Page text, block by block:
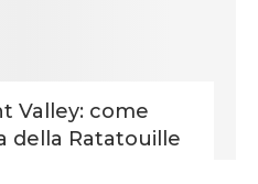
Valley: come
della Ratatouille